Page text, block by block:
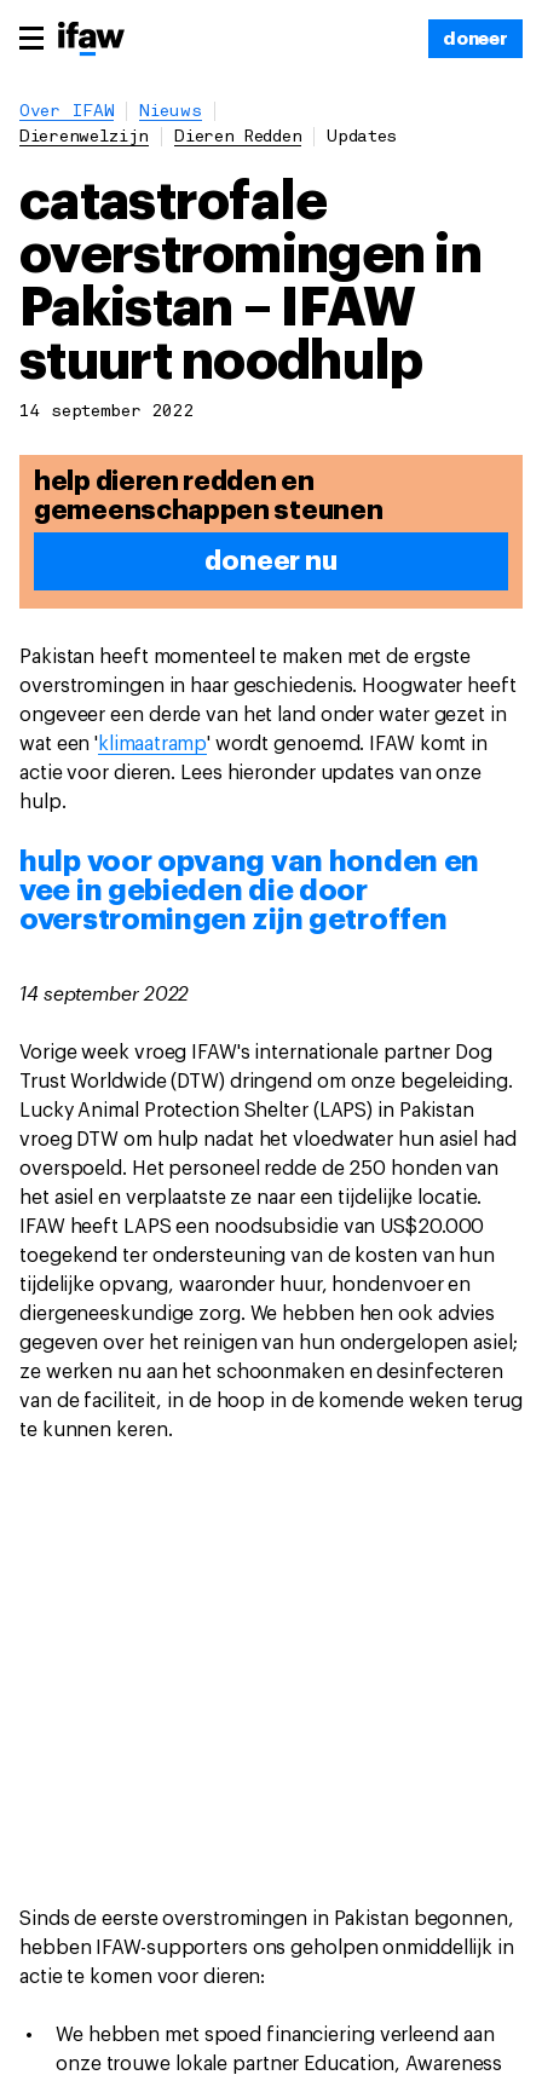
doneer
Over IFAW
Nieuws
Dierenwelzijn
Dieren Redden Updates
catastrofale
overstromingen in
Pakistan – IFAW
stuurt noodhulp
14 september 2022
help dieren redden en
gemeenschappen steunen
doneer nu
Pakistan heeft momenteel te maken met de ergste
overstromingen in haar geschiedenis. Hoogwater heeft
ongeveer een derde van het land onder water gezet in
wat een 'klimaatramp' wordt genoemd. IFAW komt in
actie voor dieren. Lees hieronder updates van onze
hulp.
hulp voor opvang van honden en
vee in gebieden die door
overstromingen zijn getroffen
14 september 2022
Vorige week vroeg IFAW's internationale partner Dog
Trust Worldwide (DTW) dringend om onze begeleiding.
Lucky Animal Protection Shelter (LAPS) in Pakistan
vroeg DTW om hulp nadat het vloedwater hun asiel had
overspoeld. Het personeel redde de 250 honden van
het asiel en verplaatste ze naar een tijdelijke locatie.
IFAW heeft LAPS een noodsubsidie van US$20.000
toegekend ter ondersteuning van de kosten van hun
tijdelijke opvang, waaronder huur, hondenvoer en
diergeneeskundige zorg. We hebben hen ook advies
gegeven over het reinigen van hun ondergelopen asiel;
ze werken nu aan het schoonmaken en desinfecteren
van de faciliteit, in de hoop in de komende weken terug
te kunnen keren.
Sinds de eerste overstromingen in Pakistan begonnen,
hebben IFAW-supporters ons geholpen onmiddellijk in
actie te komen voor dieren:
We hebben met spoed financiering verleend aan
onze trouwe lokale partner Education, Awareness